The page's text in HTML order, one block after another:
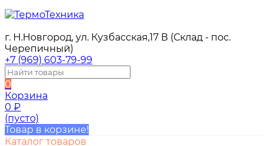
г. Н.Новгород, ул. Кузбасская,17 В (Склад - пос.
Черепичный)
+7 (969) 603-79-99
0
Корзина
0 ₽
(пусто)
Товар в корзине!
Каталог товаров